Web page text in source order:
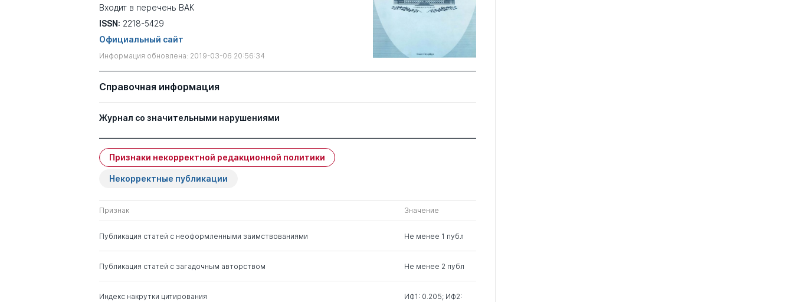
Входит в перечень ВАК
ISSN: 2218-5429
Официальный сайт
Информация обновлена: 2019-03-06 20:56:34
Справочная информация
Журнал со значительными нарушениями
Признаки некорректной редакционной политики
Некорректные публикации
Признак Значение
Публикация статей с неоформленными заимствованиями Не менее 1 публ
Публикация статей с загадочным авторством Не менее 2 публ
Индекс накрутки цитирования
ИФ1: 0.205; ИФ2: